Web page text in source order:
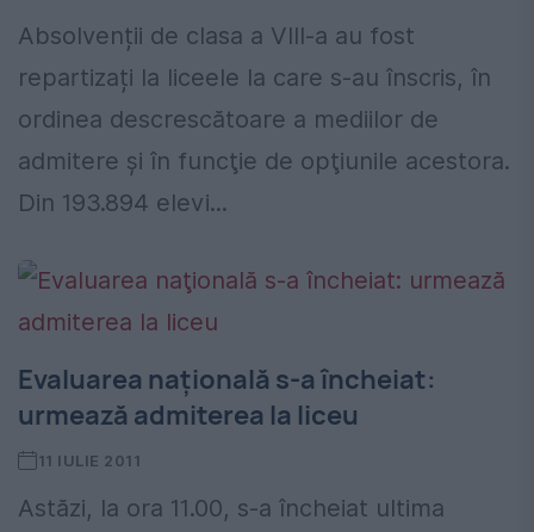
Absolvenții de clasa a VIII-a au fost
repartizați la liceele la care s-au înscris, în
ordinea descrescătoare a mediilor de
admitere şi în funcţie de opţiunile acestora.
Din 193.894 elevi...
Evaluarea naţională s-a încheiat:
urmează admiterea la liceu
11 IULIE 2011
Astăzi, la ora 11.00, s-a încheiat ultima